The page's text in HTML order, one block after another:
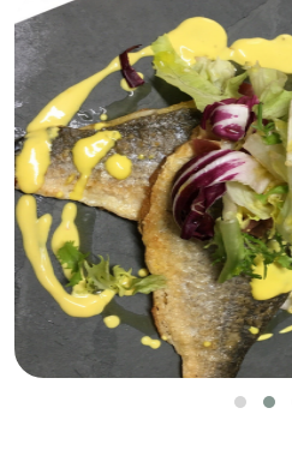
Leaflet